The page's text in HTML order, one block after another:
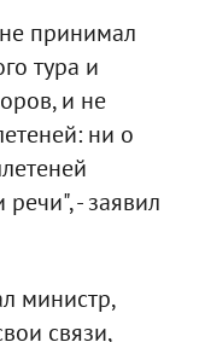
принимал
тура и
и не
ни о
- заявил
министр,
связи,